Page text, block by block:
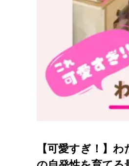
【可愛すぎ！】